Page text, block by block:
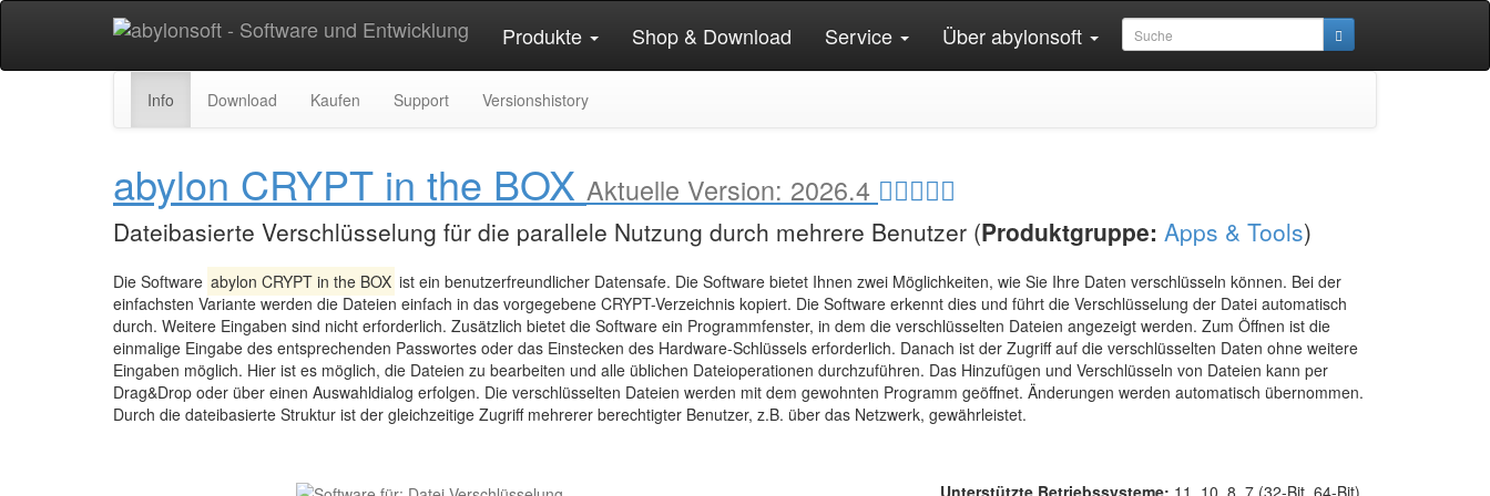
Produkte Shop & Download Service Über abylonsoft
Info Download Kaufen Support Versionshistory
abylon CRYPT in the BOX Aktuelle Version: 2026.4
Dateibasierte Verschlüsselung für die parallele Nutzung durch mehrere Benutzer (Produktgruppe: Apps & Tools)
Die Software abylon CRYPT in the BOX ist ein benutzerfreundlicher Datensafe. Die Software bietet Ihnen zwei Möglichkeiten, wie Sie Ihre Daten verschlüsseln können. Bei der
einfachsten Variante werden die Dateien einfach in das vorgegebene CRYPT-Verzeichnis kopiert. Die Software erkennt dies und führt die Verschlüsselung der Datei automatisch
durch. Weitere Eingaben sind nicht erforderlich. Zusätzlich bietet die Software ein Programmfenster, in dem die verschlüsselten Dateien angezeigt werden. Zum Öffnen ist die
einmalige Eingabe des entsprechenden Passwortes oder das Einstecken des Hardware-Schlüssels erforderlich. Danach ist der Zugriff auf die verschlüsselten Daten ohne weitere
Eingaben möglich. Hier ist es möglich, die Dateien zu bearbeiten und alle üblichen Dateioperationen durchzuführen. Das Hinzufügen und Verschlüsseln von Dateien kann per
Drag&Drop oder über einen Auswahldialog erfolgen. Die verschlüsselten Dateien werden mit dem gewohnten Programm geöffnet. Änderungen werden automatisch übernommen.
Durch die dateibasierte Struktur ist der gleichzeitige Zugriff mehrerer berechtigter Benutzer, z.B. über das Netzwerk, gewährleistet.
Unterstützte Betriebssysteme: 11, 10, 8, 7 (32-Bit, 64-Bit)